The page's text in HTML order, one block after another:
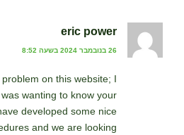
eric power
26 בנובמבר 2024 בשעה 8:52
on this website; I
wanting to know your
developed some nice
and we are looking